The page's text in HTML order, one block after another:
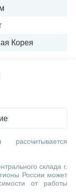
Корея
склада г.
России может
от работы